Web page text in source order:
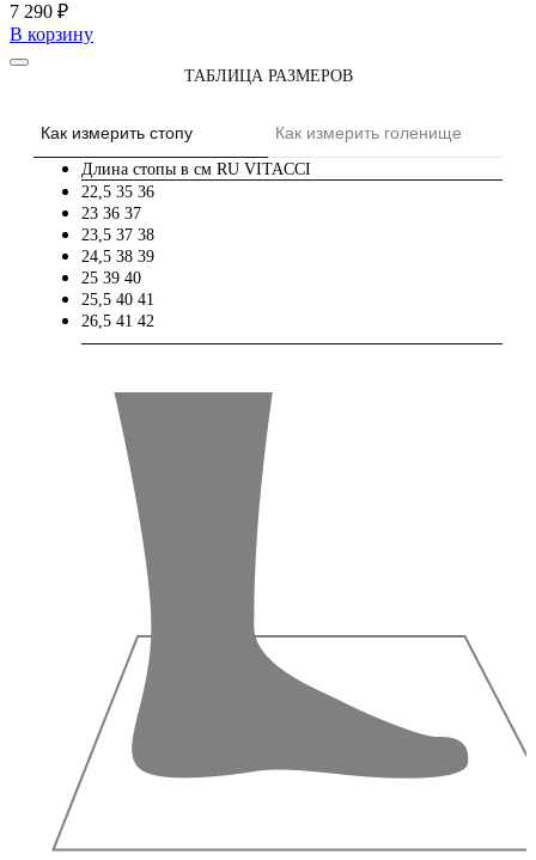
7 290 ₽
В корзину
ТАБЛИЦА РАЗМЕРОВ
Как измерить стопу Как измерить голенище
Длина стопы в см RU VITACCI
22,5 35 36
23 36 37
23,5 37 38
24,5 38 39
25 39 40
25,5 40 41
26,5 41 42